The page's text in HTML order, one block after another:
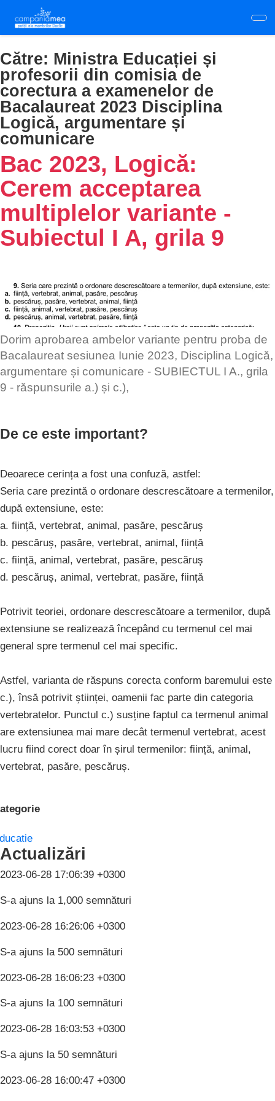
main
content
Către: Ministra Educației și
profesorii din comisia de
corectura a examenelor de
Bacalaureat 2023 Disciplina
Logică, argumentare și
comunicare
Bac 2023, Logică:
Cerem acceptarea
multiplelor variante -
Subiectul I A, grila 9
Dorim aprobarea ambelor variante pentru proba de
Bacalaureat sesiunea Iunie 2023, Disciplina Logică,
argumentare și comunicare - SUBIECTUL I A., grila
9 - răspunsurile a.) și c.),
De ce este important?
Deoarece cerința a fost una confuză, astfel:
Seria care prezintă o ordonare descrescătoare a termenilor,
după extensiune, este:
a. ființă, vertebrat, animal, pasăre, pescăruș
b. pescăruș, pasăre, vertebrat, animal, ființă
c. ființă, animal, vertebrat, pasăre, pescăruș
d. pescăruș, animal, vertebrat, pasăre, ființă
Potrivit teoriei, ordonare descrescătoare a termenilor, după
extensiune se realizează începând cu termenul cel mai
general spre termenul cel mai specific.
Astfel, varianta de răspuns corecta conform baremului este
c.), însă potrivit științei, oamenii fac parte din categoria
vertebratelor. Punctul c.) susține faptul ca termenul animal
are extensiunea mai mare decât termenul vertebrat, acest
lucru fiind corect doar în șirul termenilor: ființă, animal,
vertebrat, pasăre, pescăruș.
Actualizări
2023-06-28 17:06:39 +0300
S-a ajuns la 1,000 semnături
2023-06-28 16:26:06 +0300
S-a ajuns la 500 semnături
2023-06-28 16:06:23 +0300
S-a ajuns la 100 semnături
2023-06-28 16:03:53 +0300
S-a ajuns la 50 semnături
2023-06-28 16:00:47 +0300